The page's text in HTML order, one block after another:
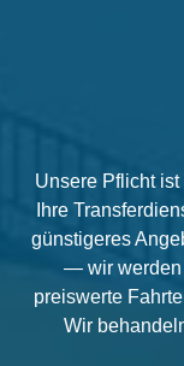
Unsere Pflicht
Ihre
günstigeres
— wir werden
preiswerte
Wir